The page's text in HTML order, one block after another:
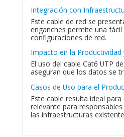
Integración con
Este cable de red se
enganches permite una
configuraciones de red.
Impacto en la
El uso del cable Cat6 UTP
aseguran que los datos se
Casos de Uso para el
Este cable resulta ideal
relevante para
las infraestructuras